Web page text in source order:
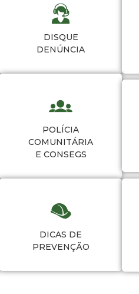
DISQUE
DENÚNCIA
POLÍCIA
COMUNITÁRIA
E CONSEGS
DICAS DE
PREVENÇÃO